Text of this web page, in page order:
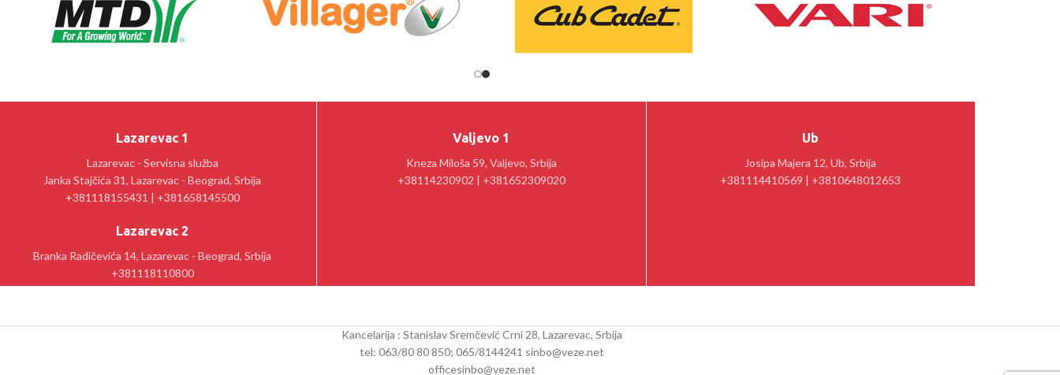
Lazarevac 1
Lazarevac - Servisna služba
Janka Stajčića 31, Lazarevac - Beograd, Srbija
+381118155431 | +381658145500
Lazarevac 2
Branka Radičevića 14, Lazarevac - Beograd, Srbija
+381118110800
Valjevo 1
Kneza Miloša 59, Valjevo, Srbija
+38114230902 | +381652309020
Ub
Josipa Majera 12, Ub, Srbija
+381114410569 | +3810648012653
Kancelarija : Stanislav Sremčević Crni 28, Lazarevac, Srbija
tel: 063/80 80 850; 065/8144241 sinbo@veze.net
officesinbo@veze.net